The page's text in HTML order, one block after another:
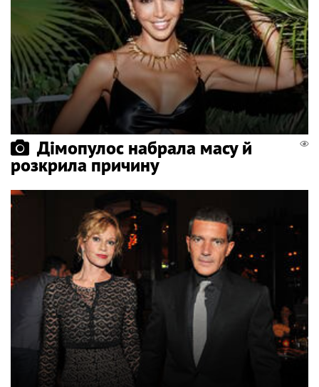
Дімопулос набрала масу й
розкрила причину